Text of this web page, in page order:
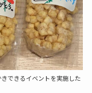
できるイベントを実施した